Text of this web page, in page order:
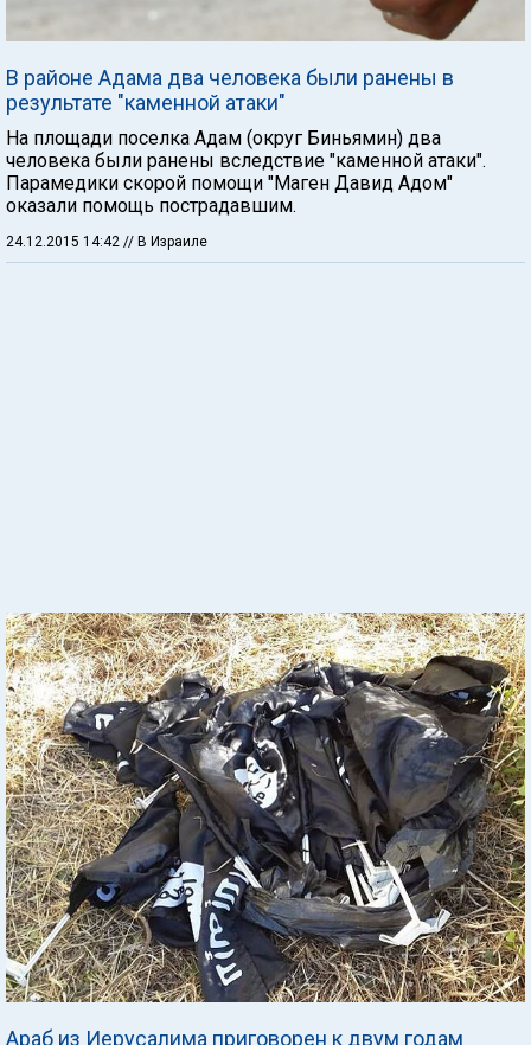
В районе Адама два человека были ранены в
результате "каменной атаки"
На площади поселка Адам (округ Биньямин) два
человека были ранены вследствие "каменной атаки".
Парамедики скорой помощи "Маген Давид Адом"
оказали помощь пострадавшим.
24.12.2015 14:42 // В Израиле
Араб из Иерусалима приговорен к двум годам